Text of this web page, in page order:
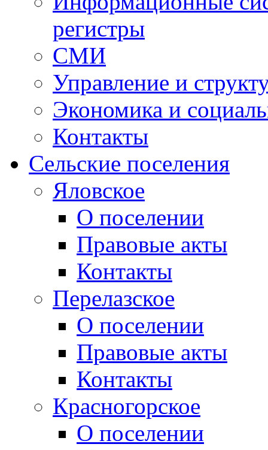
регистры
СМИ
Управление и
Экономика и
Контакты
Сельские поселения
Яловское
О поселении
Правовые акты
Контакты
Перелазское
О поселении
Правовые акты
Контакты
Красногорское
О поселении